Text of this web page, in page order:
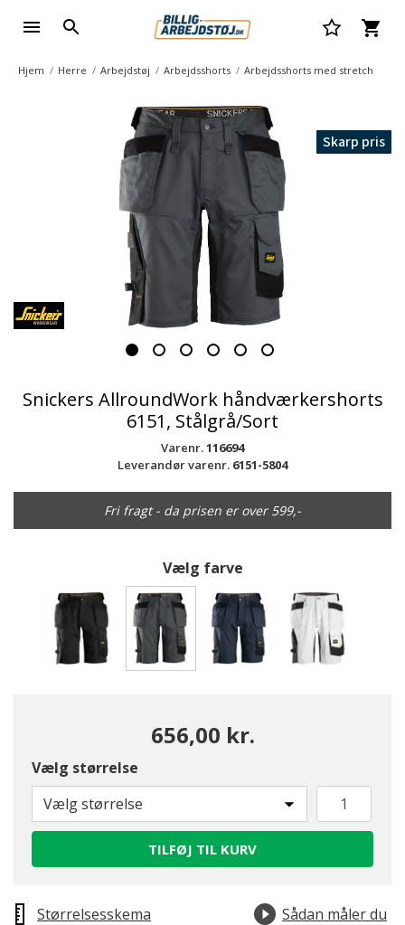
Hjem Herre Arbejdstøj Arbejdsshorts Arbejdsshorts med stretch
Skarp pris
Snickers AllroundWork håndværkershorts
6151, Stålgrå/Sort
Varenr.116694
Leverandør varenr. 6151-5804
Fri fragt - da prisen er over 599,-
Vælg farve
656,00 kr.
Vælg størrelse
Vælg størrelse
TILFØJ TIL KURV
Størrelsesskema
Sådan måler du